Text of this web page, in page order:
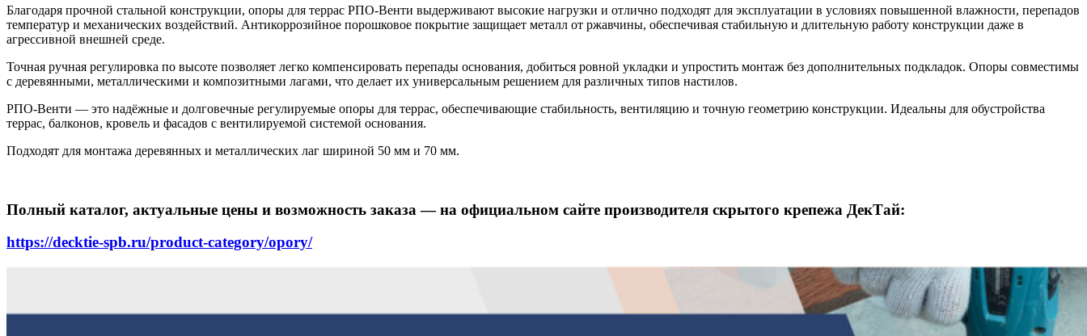
Благодаря прочной стальной конструкции, опоры для террас РПО-Венти выдерживают высокие нагрузки и отлично подходят для эксплуатации в условиях повышенной влажности, перепадов
температур и механических воздействий. Антикоррозийное порошковое покрытие защищает металл от ржавчины, обеспечивая стабильную и длительную работу конструкции даже в
агрессивной внешней среде.
Точная ручная регулировка по высоте позволяет легко компенсировать перепады основания, добиться ровной укладки и упростить монтаж без дополнительных подкладок. Опоры совместимы
с деревянными, металлическими и композитными лагами, что делает их универсальным решением для различных типов настилов.
РПО-Венти — это надёжные и долговечные регулируемые опоры для террас, обеспечивающие стабильность, вентиляцию и точную геометрию конструкции. Идеальны для обустройства
террас, балконов, кровель и фасадов с вентилируемой системой основания.
Подходят для монтажа деревянных и металлических лаг шириной 50 мм и 70 мм.
Полный каталог, актуальные цены и возможность заказа — на официальном сайте производителя скрытого крепежа ДекТай:
https://decktie-spb.ru/product-category/opory/